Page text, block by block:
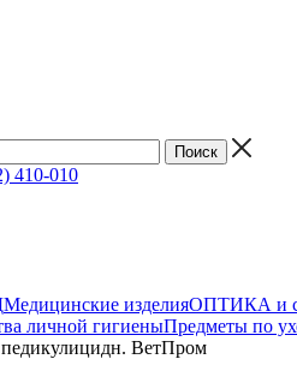
410-010
Медицинские изделияОПТИКА и
личной гигиеныПредметы по
ВетПром